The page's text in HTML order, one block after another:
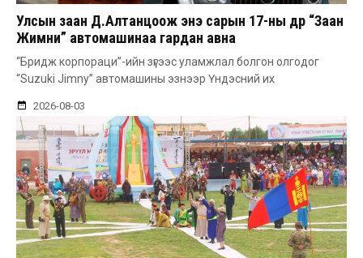
Улсын заан Д.Алтанцоож энэ сарын 17-ны өдөр “Заан
Жимни” автомашинаа гардан авна
“Бридж корпораци”-ийн зүгээс уламжлал болгон олгодог
“Suzuki Jimny” автомашины эзнээр Үндэсний их
2026-08-03